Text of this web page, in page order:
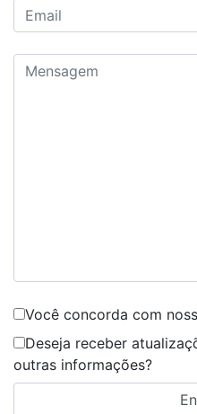
Você concorda com
Deseja receber
outras informações?